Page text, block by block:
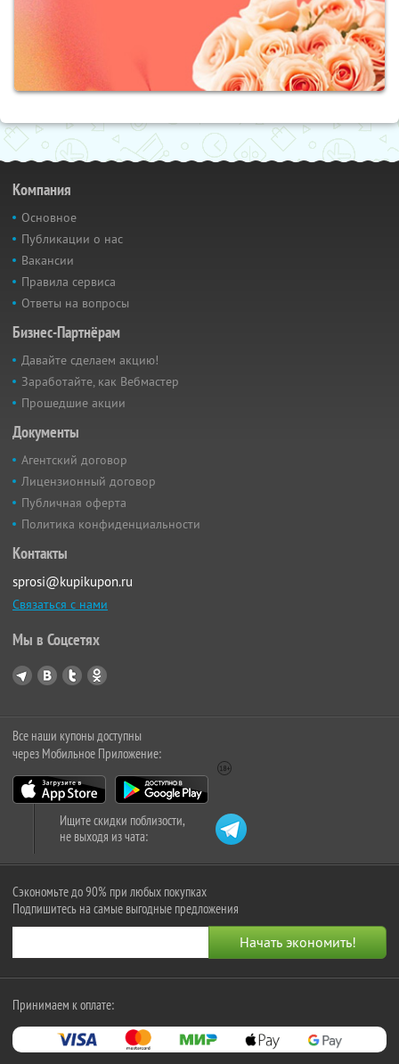
Компания
Основное
Публикации о нас
Вакансии
Правила сервиса
Ответы на вопросы
Бизнес-Партнёрам
Давайте сделаем акцию!
Заработайте, как Вебмастер
Прошедшие акции
Документы
Агентский договор
Лицензионный договор
Публичная оферта
Политика конфиденциальности
Контакты
sprosi@kupikupon.ru
Связаться с нами
Мы в Соцсетях
Все наши купоны доступны
через Мобильное Приложение:
Ищите скидки поблизости,
не выходя из чата:
Сэкономьте до 90% при любых покупках
Подпишитесь на самые выгодные предложения
Принимаем к оплате: